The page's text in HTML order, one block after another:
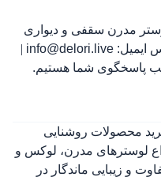
ایمیل: info@delori.live
|
محصولات روشنایی
لوسترهای مدرن، لوکس و
و زیبایی ماندگار در